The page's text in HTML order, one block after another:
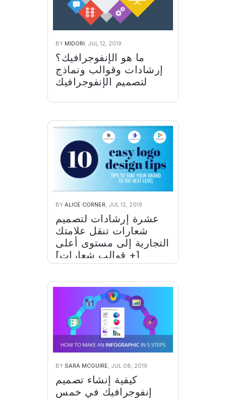
BY MIDORI, JUL 12, 2019
ما هو الإنفوجرافيك؟
إرشادات وقوالب ونماذج
لتصميم الإنفوجرافيك
BY ALICE CORNER, JUL 12, 2019
عشرة إرشادات لتصميم
شعارات تنقل علامتك
التجارية إلى مستوى أعلى
[+ قوالب شعارات]
BY SARA MCGUIRE, JUL 08, 2019
كيفية إنشاء تصميم
إنفوجرافيك في خمس